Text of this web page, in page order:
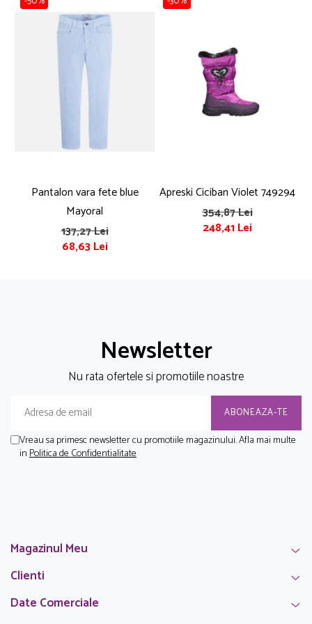
Pantalon vara fete blue
Mayoral
137,27 Lei
68,63 Lei
Apreski Ciciban Violet 749294
354,87 Lei
248,41 Lei
Newsletter
Nu rata ofertele si promotiile noastre
Vreau sa primesc newsletter cu promotiile magazinului. Afla mai multe
inPolitica de Confidentialitate
Magazinul Meu
Clienti
Date Comerciale